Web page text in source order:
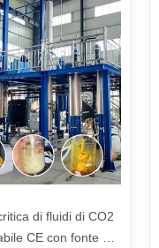
di fluidi di CO2
CE con fonte di